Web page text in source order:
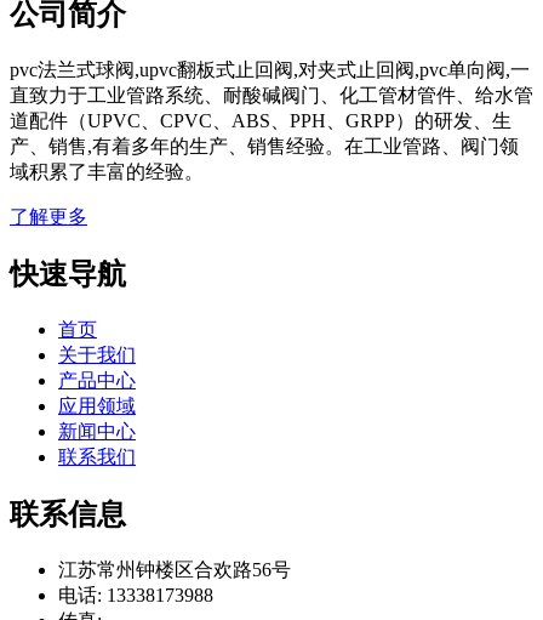
公司简介
pvc法兰式球阀,upvc翻板式止回阀,对夹式止回阀,pvc单向阀,一
直致力于工业管路系统、耐酸碱阀门、化工管材管件、给水管
道配件（UPVC、CPVC、ABS、PPH、GRPP）的研发、生
产、销售,有着多年的生产、销售经验。在工业管路、阀门领
域积累了丰富的经验。
了解更多
快速导航
首页
关于我们
产品中心
应用领域
新闻中心
联系我们
联系信息
江苏常州钟楼区合欢路56号
电话: 13338173988